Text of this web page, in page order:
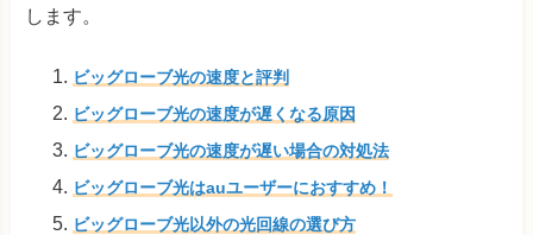
します。
ビッグローブ光の速度と評判
ビッグローブ光の速度が遅くなる原因
ビッグローブ光の速度が遅い場合の対処法
ビッグローブ光はauユーザーにおすすめ！
ビッグローブ光以外の光回線の選び方